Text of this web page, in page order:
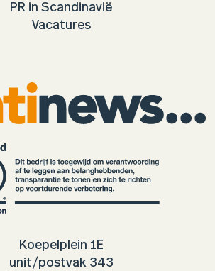
PR in Scandinavië
Vacatures
Koepelplein 1E
unit/postvak 343